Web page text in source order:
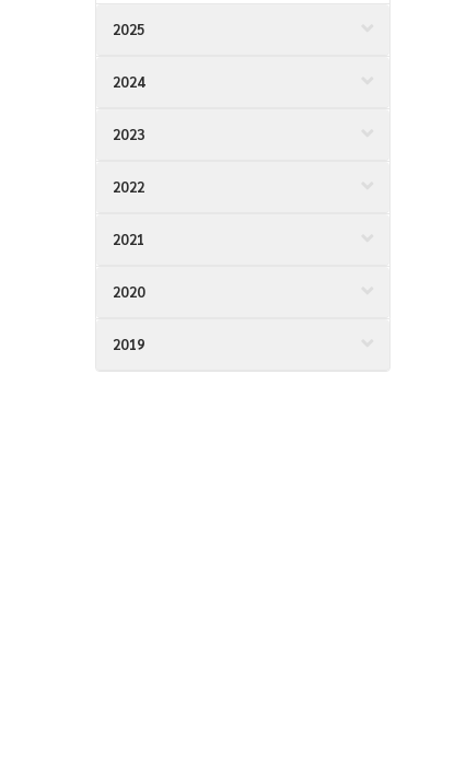
2025
2024
2023
2022
2021
2020
2019